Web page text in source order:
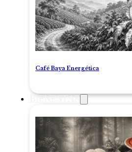
Café Baya Energética
BIENESTAR